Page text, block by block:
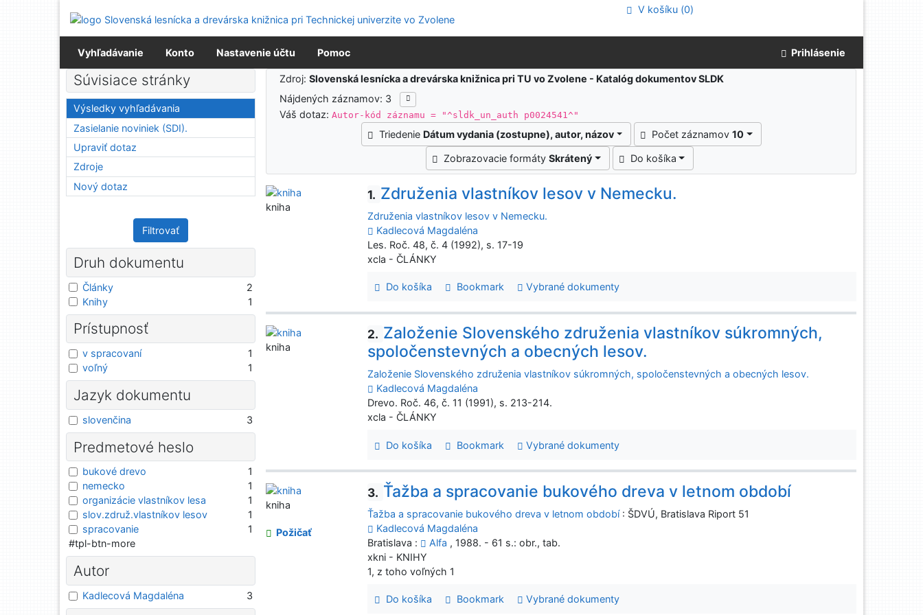
Prejsť na menu
Prehlásenie o webovej prístupnosti
V košíku (0)
Vyhľadávanie Konto Nastavenie účtu Pomoc Prihlásenie
Výsledky vyhľadávania
Zdroj:Slovenská lesnícka a drevárska knižnica pri TU vo Zvolene - Katalóg dokumentov SLDK
Nájdených záznamov: 3
Váš dotaz:Autor-kód záznamu = "^sldk_un_auth p0024541^"
Triedenie Dátum vydania (zostupne), autor, názov Počet záznamov10
Zobrazovacie formátySkrátený Do košíka
1. Združenia vlastníkov lesov v Nemecku.
Združenia vlastníkov lesov v Nemecku.
Kadlecová Magdaléna
Les. Roč. 48, č. 4 (1992), s. 17-19
xcla - ČLÁNKY
Do košíka Bookmark Vybrané dokumenty
kniha
2. Založenie Slovenského združenia vlastníkov súkromných,
spoločenstevných a obecných lesov.
Založenie Slovenského združenia vlastníkov súkromných, spoločenstevných a obecných lesov.
Kadlecová Magdaléna
Drevo. Roč. 46, č. 11 (1991), s. 213-214.
xcla - ČLÁNKY
Do košíka Bookmark Vybrané dokumenty
kniha
3. Ťažba a spracovanie bukového dreva v letnom období
Ťažba a spracovanie bukového dreva v letnom období: ŠDVÚ, Bratislava Riport 51
Kadlecová Magdaléna
Bratislava :
Alfa , 1988. - 61 s.: obr., tab.
xkni - KNIHY
1, z toho voľných 1
Do košíka Bookmark Vybrané dokumenty
kniha
Požičať
Súvisiace stránky
Výsledky vyhľadávania
Zasielanie noviniek (SDI).
Upraviť dotaz
Zdroje
Nový dotaz
Filtrovať
Druh dokumentu
Články
2
Knihy
1
Prístupnosť
v spracovaní
1
voľný
1
Jazyk dokumentu
slovenčina 3
Predmetové heslo
bukové drevo
1
nemecko
1
organizácie vlastníkov lesa
1
slov.združ.vlastníkov lesov
1
spracovanie
1
#tpl-btn-more
Autor
Kadlecová Magdaléna 3